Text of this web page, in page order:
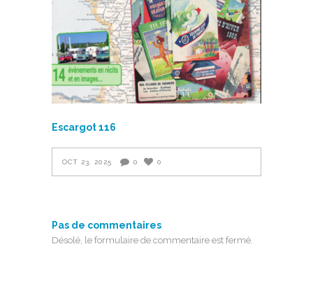
Escargot 116
OCT 23, 2025 0 0
Pas de commentaires
Désolé, le formulaire de commentaire est fermé.